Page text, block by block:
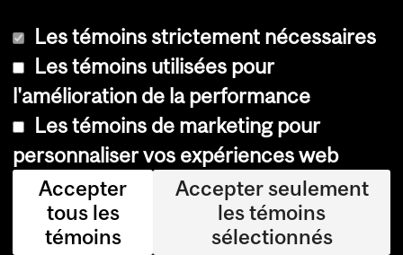
Copyright © 2026 McGill University
Accessibilité
Avis sur les témoins
Paramètres des témoins
Les témoins strictement nécessaires
Les témoins utilisées pour
l'amélioration de la performance
Les témoins de marketing pour
personnaliser vos expériences web
Accepter
tous les
témoins
Accepter seulement
les témoins
sélectionnés